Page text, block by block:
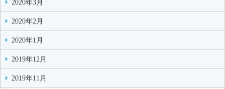
2020年3月
2020年2月
2020年1月
2019年12月
2019年11月